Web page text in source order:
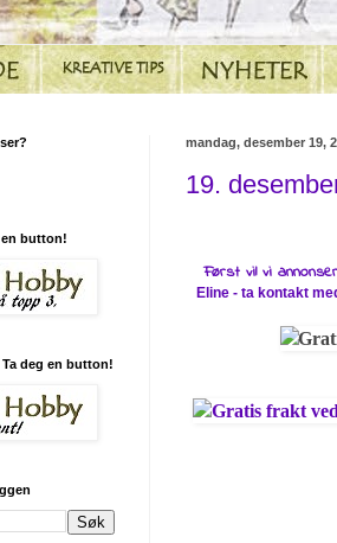
mandag, desember 19,
19.
Først vil vi
Eline - ta kontakt
en button!
deg en button!